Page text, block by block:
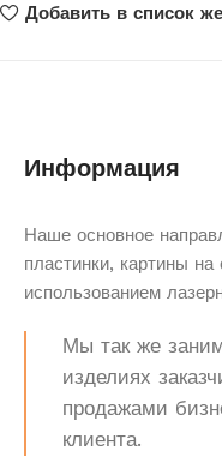
Добавить в список
Информация
Наше основное
пластинки, картины
использованием
Мы так же
изделиях
продажами
клиента.